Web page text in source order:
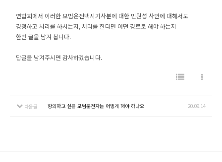
연합회에서 이러한 모범운전택시기사분에 대한 민원성 사안에 대해서도
경청하고 처리를 하시는지, 처리를 한다면 어떤 경로로 해야 하는지
한번 글을 남겨 봅니다.
답글을 남겨주시면 감사하겠습니다.
다음글 항의하고 싶은 모범운전자는 어떻게 해야 하나요 20.09.14